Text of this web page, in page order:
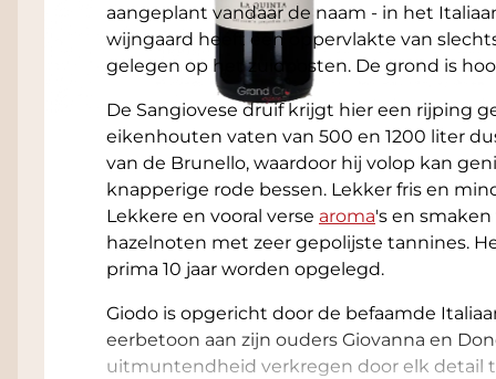
aangeplant vandaar de naam - in het
wijngaard heeft een oppervlakte van
gelegen op het zuidoosten. De grond is
De Sangiovese druif krijgt hier een rijping
eikenhouten vaten van 500 en 1200 liter
van de Brunello, waardoor hij volop kan
knapperige rode bessen. Lekker fris en
Lekkere en vooral verse aroma's en
hazelnoten met zeer gepolijste tannines.
prima 10 jaar worden opgelegd.
Giodo is opgericht door de befaamde
eerbetoon aan zijn ouders Giovanna en
uitmuntendheid verkregen door elk detail